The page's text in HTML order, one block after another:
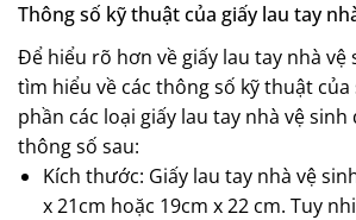
Thông số kỹ thuật của giấy lau tay
Để hiểu rõ hơn về giấy lau tay nhà vệ
tìm hiểu về các thông số kỹ thuật
phần các loại giấy lau tay nhà vệ sinh
thông số sau:
Kích thước: Giấy lau tay nhà vệ
x 21cm hoặc 19cm x 22 cm. Tuy